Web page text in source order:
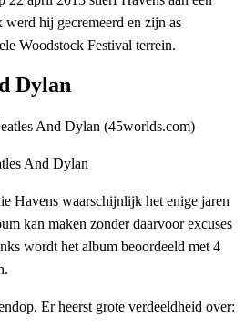
hij gecremeerd en zijn as
Woodstock Festival terrein.
Dylan
And Dylan
Havens waarschijnlijk het enige jaren
kan maken zonder daarvoor excuses
wordt het album beoordeeld met 4
Er heerst grote verdeeldheid over: